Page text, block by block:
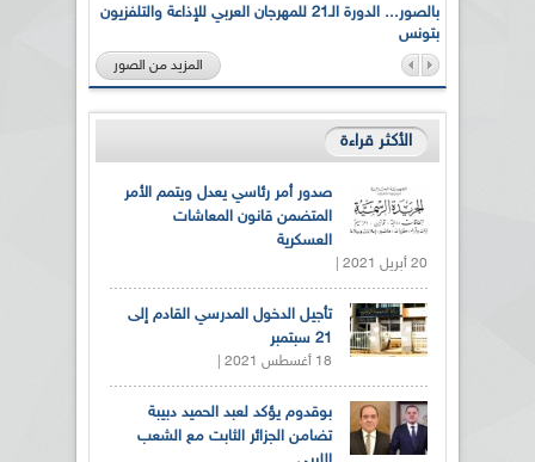
بالصور... الدورة الـ21 للمهرجان العربي للإذاعة والتلفزيون
بتونس
المزيد من الصور
الأكثر قراءة
صدور أمر رئاسي يعدل ويتمم الأمر
المتضمن قانون المعاشات
العسكرية
20 أبريل 2021 |
تأجيل الدخول المدرسي القادم إلى
21 سبتمبر
18 أغسطس 2021 |
بوقدوم يؤكد لعبد الحميد دبيبة
تضامن الجزائر الثابت مع الشعب